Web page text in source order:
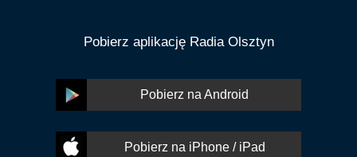
Pobierz aplikację Radia Olsztyn
Pobierz na Android
Pobierz na iPhone / iPad